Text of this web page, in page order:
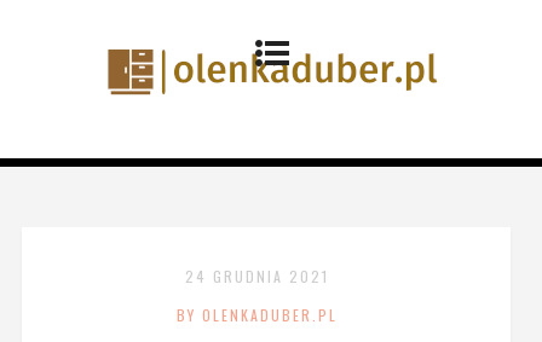
24 GRUDNIA 2021
BY OLENKADUBER.PL